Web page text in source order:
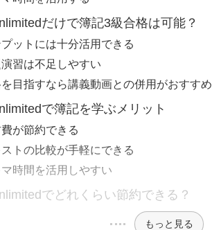
だけで簿記3級合格は可能？
ットには十分活用できる
習は不足しやすい
目指すなら講義動画との併用がおすすめ
で簿記を学ぶメリット
が節約できる
トの比較が手軽にできる
マ時間を活用しやすい
でどれくらい節約できる？
もっと見る